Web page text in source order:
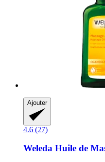
Ajouter
4.6 (27)
Weleda Huile de